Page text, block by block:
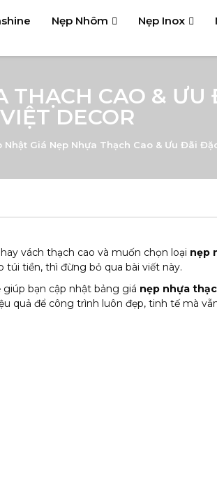
Nẹp Nhôm Nẹp Inox
THẠCH CAO &
DECOR
Nhật Giá Nẹp Nhựa Thạch Cao & Ưu Đãi
vách thạch cao và muốn chọn loại nẹp
túi tiền, thì đừng bỏ qua bài viết này.
giúp bạn cập nhật bảng giá nẹp nhựa
quả để công trình luôn đẹp, tinh tế mà